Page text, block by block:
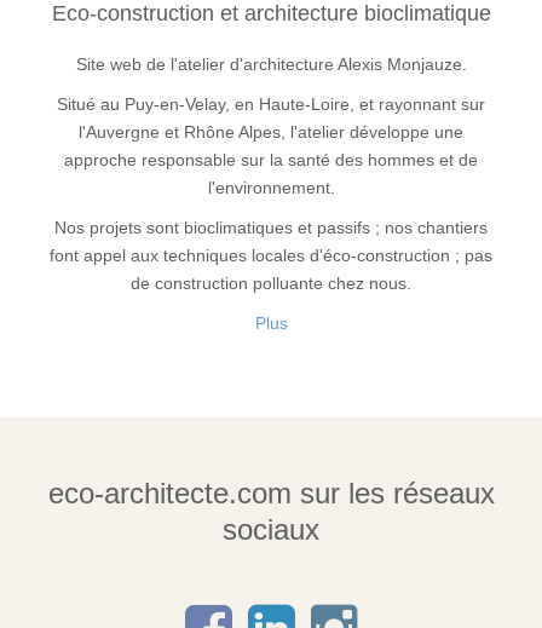
Eco-construction et architecture bioclimatique
Site web de l'atelier d'architecture Alexis Monjauze.
Situé au Puy-en-Velay, en Haute-Loire, et rayonnant sur
l'Auvergne et Rhône Alpes, l'atelier développe une
approche responsable sur la santé des hommes et de
l'environnement.
Nos projets sont bioclimatiques et passifs ; nos chantiers
font appel aux techniques locales d'éco-construction ; pas
de construction polluante chez nous.
Plus
eco-architecte.com sur les réseaux
sociaux